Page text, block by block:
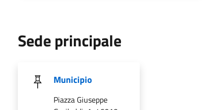
Sede principale
Municipio
Piazza Giuseppe